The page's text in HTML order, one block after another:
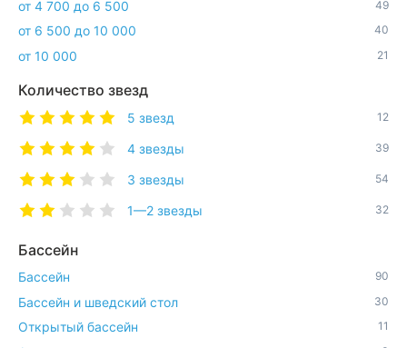
от 4 700 до 6 500 49
от 6 500 до 10 000 40
от 10 000 21
Количество звезд
5 звезд 12
4 звезды 39
3 звезды 54
1—2 звезды 32
Бассейн
Бассейн 90
Бассейн и шведский стол 30
Открытый бассейн 11